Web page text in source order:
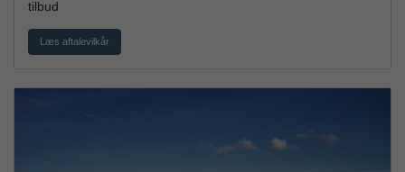
tilbud
Læs aftalevilkår